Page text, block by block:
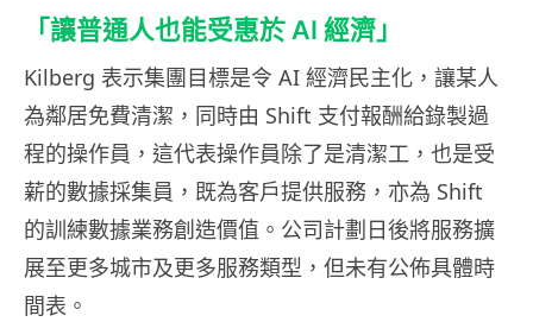
「讓普通人也能受惠於 AI 經濟」
Kilberg 表示集團目標是令 AI 經濟民主化，讓某人
為鄰居免費清潔，同時由 Shift 支付報酬給錄製過
程的操作員，這代表操作員除了是清潔工，也是受
薪的數據採集員，既為客戶提供服務，亦為 Shift
的訓練數據業務創造價值。公司計劃日後將服務擴
展至更多城市及更多服務類型，但未有公佈具體時
間表。